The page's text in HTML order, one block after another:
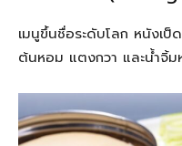
เมนูขึ้นชื่อระดับโลก หนังเ
ต้นหอม แตงกวา และน้ำจิ้